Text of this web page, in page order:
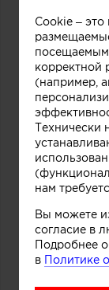
Cookie –
корректной
(например,
Технически
нам
Вы можете
согласие в
Подробнее
в Политике